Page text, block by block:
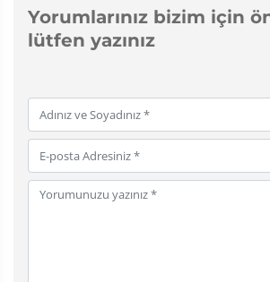
Yorumlarınız bizim için
lütfen yazınız